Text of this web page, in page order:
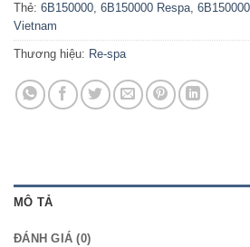
Thẻ: 6B150000, 6B150000 Respa,
Vietnam
Thương hiệu: Re-spa
MÔ TẢ
ĐÁNH GIÁ (0)